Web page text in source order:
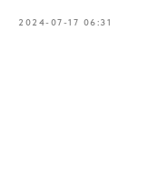
2024-07-17 06:31